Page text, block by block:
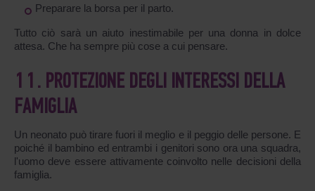
Preparare la borsa per il parto.
Tutto ciò sarà un aiuto inestimabile per una donna in dolce
attesa. Che ha sempre più cose a cui pensare.
11. PROTEZIONE DEGLI INTERESSI DELLA
FAMIGLIA
Un neonato può tirare fuori il meglio e il peggio delle persone. E
poiché il bambino ed entrambi i genitori sono ora una squadra,
l'uomo deve essere attivamente coinvolto nelle decisioni della
famiglia.